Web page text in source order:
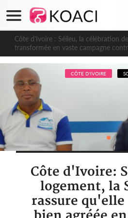
Côte d'Ivoire : Séileu, la célébration
transformée en vaste campagne
dépigmentants dangereux
CÔTE D'IVOIRE
Côte d'Ivoire:
logement, la
rassure